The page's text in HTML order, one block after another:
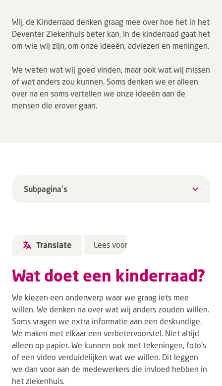
Uw ervaring telt
Uw gegevens
Bezoek
Verwijzers
Wij, de Kinderraad denken graag mee over hoe het in het
Deventer Ziekenhuis beter kan. In de kinderraad gaat het
om wie wij zijn, om onze ideeën, adviezen en meningen.
We weten wat wij goed vinden, maar ook wat wij missen
of wat anders zou kunnen. Soms denken we er alleen
over na en soms vertellen we onze ideeën aan de
mensen die erover gaan.
Subpagina's
Translate Lees voor
Wat doet een kinderraad?
We kiezen een onderwerp waar we graag iets mee
willen. We denken na over wat wij anders zouden willen.
Soms vragen we extra informatie aan een deskundige.
We maken met elkaar een verbetervoorstel. Niet altijd
alleen op papier. We kunnen ook met tekeningen, foto’s
of een video verduidelijken wat we willen. Dit leggen
we dan voor aan de medewerkers die invloed hebben in
het ziekenhuis.